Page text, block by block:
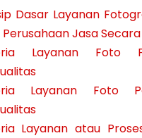
Dasar Layanan
Jasa
Layanan Foto
Layanan Foto
Layanan atau